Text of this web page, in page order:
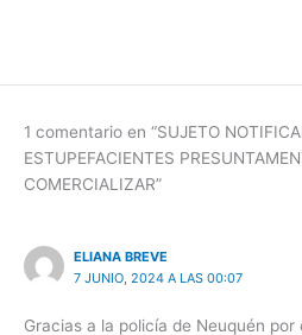
1 comentario en “SUJETO
ESTUPEFACIENTES
COMERCIALIZAR”
ELIANA BREVE
7 JUNIO, 2024 A LAS 00:07
Gracias a la policía de Neuquén